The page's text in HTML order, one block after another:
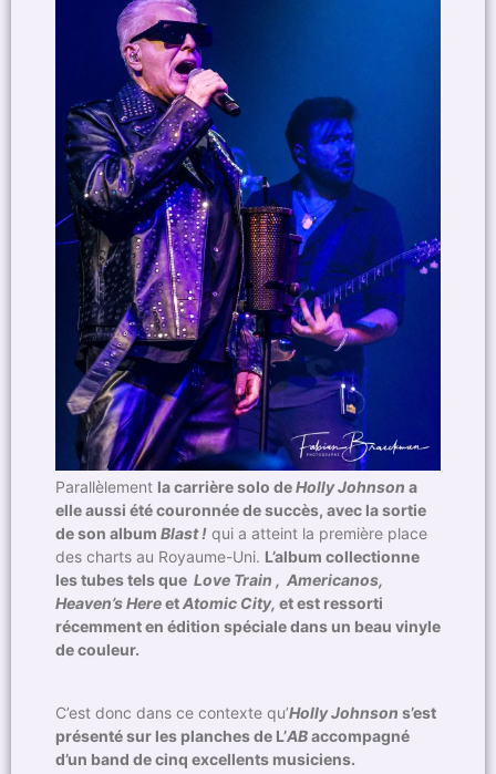
Parallèlement la carrière solo deHolly Johnson a
elle aussi été couronnée de succès, avec la sortie
de son album Blast ! qui a atteint la première place
des charts au Royaume-Uni. L’album collectionne
les tubes tels que Love Train , Americanos,
Heaven’s HereetAtomic City, et est ressorti
récemment en édition spéciale dans un beau vinyle
de couleur.
C’est donc dans ce contexte qu’Holly Johnson s’est
présenté sur les planches de L’ABaccompagné
d’un band de cinq excellents musiciens.